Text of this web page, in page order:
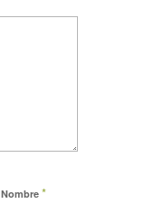
Nombre *